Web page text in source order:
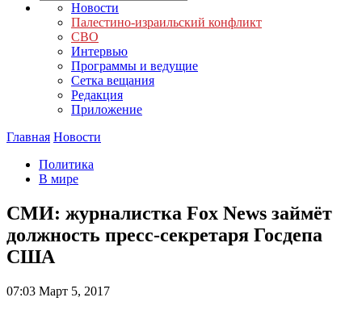
Новости
Палестино-израильский конфликт
СВО
Интервью
Программы и ведущие
Сетка вещания
Редакция
Приложение
Главная Новости
Политика
В мире
СМИ: журналистка Fox News займёт
должность пресс-секретаря Госдепа
США
07:03 Март 5, 2017